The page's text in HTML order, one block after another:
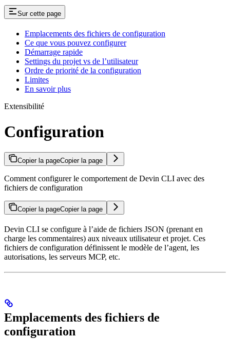
Sur cette page
Emplacements des fichiers de configuration
Ce que vous pouvez configurer
Démarrage rapide
Settings du projet vs de l’utilisateur
Ordre de priorité de la configuration
Limites
En savoir plus
Extensibilité
Configuration
Copier la pageCopier la page
Comment configurer le comportement de Devin CLI avec des
fichiers de configuration
Copier la pageCopier la page
Devin CLI se configure à l’aide de fichiers JSON (prenant en
charge les commentaires) aux niveaux utilisateur et projet. Ces
fichiers de configuration définissent le modèle de l’agent, les
autorisations, les serveurs MCP, etc.
Emplacements des fichiers de
configuration